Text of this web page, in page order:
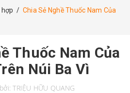
/ Chia Sẻ Nghề Thuốc Nam Của
Thuốc Nam Của
Núi Ba Vì
TRIỆU HỮU QUANG